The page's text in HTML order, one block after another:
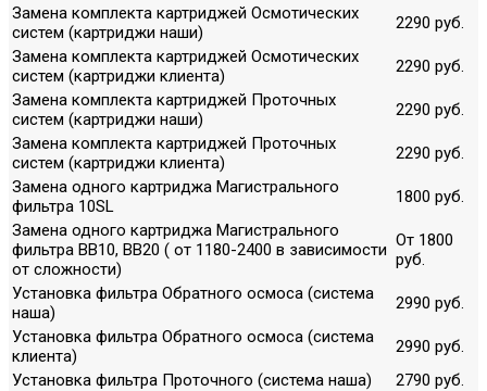
Замена комплекта картриджей Осмотических
систем (картриджи наши)
2290 руб.
Замена комплекта картриджей Осмотических
систем (картриджи клиента)
2290 руб.
Замена комплекта картриджей Проточных
систем (картриджи наши)
2290 руб.
Замена комплекта картриджей Проточных
систем (картриджи клиента)
2290 руб.
Замена одного картриджа Магистрального
фильтра 10SL
1800 руб.
Замена одного картриджа Магистрального
фильтра ВВ10, ВВ20 ( от 1180-2400 в зависимости
от сложности)
От 1800
руб.
Установка фильтра Обратного осмоса (система
наша)
2990 руб.
Установка фильтра Обратного осмоса (система
клиента)
2990 руб.
Установка фильтра Проточного (система наша)
2790 руб.